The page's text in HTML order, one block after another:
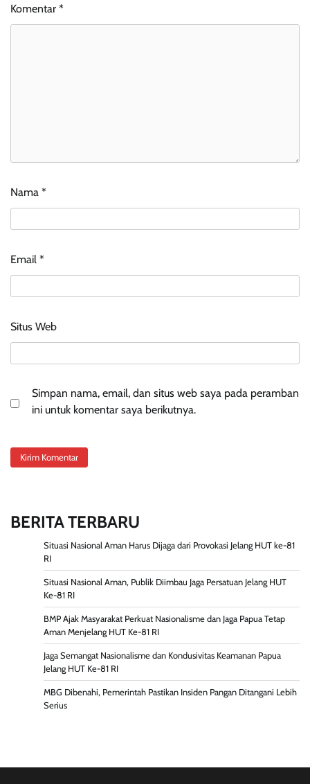
Komentar *
Nama *
Email *
Situs Web
Simpan nama, email, dan situs web saya pada peramban
ini untuk komentar saya berikutnya.
BERITA TERBARU
Situasi Nasional Aman Harus Dijaga dari Provokasi Jelang HUT ke-81
RI
Situasi Nasional Aman, Publik Diimbau Jaga Persatuan Jelang HUT
Ke-81 RI
BMP Ajak Masyarakat Perkuat Nasionalisme dan Jaga Papua Tetap
Aman Menjelang HUT Ke-81 RI
Jaga Semangat Nasionalisme dan Kondusivitas Keamanan Papua
Jelang HUT Ke-81 RI
MBG Dibenahi, Pemerintah Pastikan Insiden Pangan Ditangani Lebih
Serius